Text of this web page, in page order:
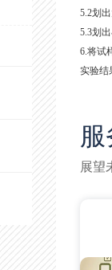
5.2划
5.3划
6.将试
实验结
展望